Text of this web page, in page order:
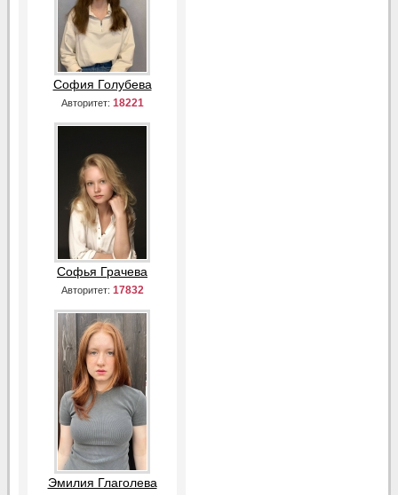
София Голубева
Авторитет: 18221
Софья Грачева
Авторитет: 17832
Эмилия Глаголева